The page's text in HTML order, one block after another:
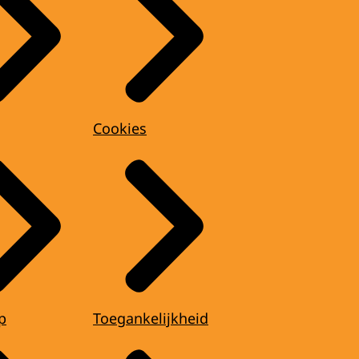
Cookies
Toegankelijkheid